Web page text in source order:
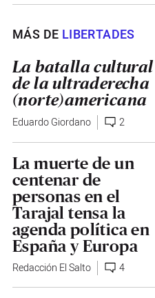
MÁS DE LIBERTADES
La batalla cultural
de la ultraderecha
(norte)americana
Eduardo Giordano 2
La muerte de un
centenar de
personas en el
Tarajal tensa la
agenda política en
España y Europa
Redacción El Salto 4